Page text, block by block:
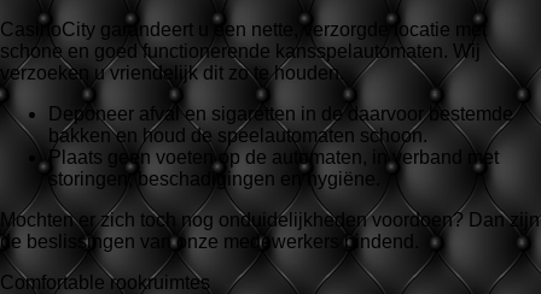
CasinoCity garandeert u een nette, verzorgde locatie met
schone en goed functionerende kansspelautomaten. Wij
verzoeken u vriendelijk dit zo te houden.
Deponeer afval en sigaretten in de daarvoor bestemde
bakken en houd de speelautomaten schoon.
Plaats geen voeten op de automaten, in verband met
storingen, beschadigingen en hygiëne.
Mochten er zich toch nog onduidelijkheden voordoen? Dan zijn
de beslissingen van onze medewerkers bindend.
Comfortable rookruimtes